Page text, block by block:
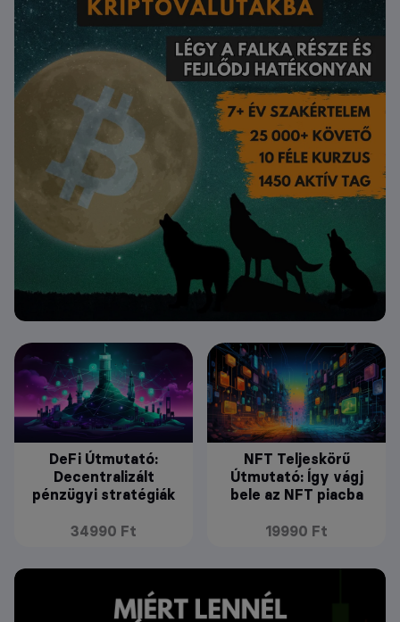
DeFi Útmutató:
Decentralizált
pénzügyi stratégiák
34990 Ft
NFT Teljeskörű
Útmutató: Így vágj
bele az NFT piacba
19990 Ft